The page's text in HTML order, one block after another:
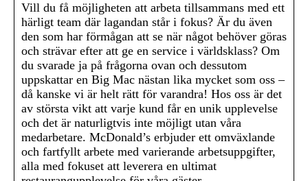
Vill du få möjligheten att arbeta tillsammans med ett
härligt team där lagandan står i fokus? Är du även
den som har förmågan att se när något behöver göras
och strävar efter att ge en service i världsklass? Om
du svarade ja på frågorna ovan och dessutom
uppskattar en Big Mac nästan lika mycket som oss –
då kanske vi är helt rätt för varandra! Hos oss är det
av största vikt att varje kund får en unik upplevelse
och det är naturligtvis inte möjligt utan våra
medarbetare. McDonald’s erbjuder ett omväxlande
och fartfyllt arbete med varierande arbetsuppgifter,
alla med fokuset att leverera en ultimat